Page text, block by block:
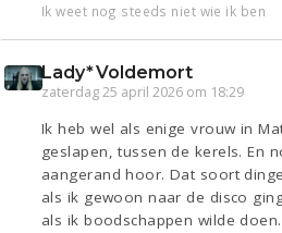
Ik weet nog steeds niet wie ik ben
Lady*Voldemort
zaterdag 25 april 2026 om 18:29
Ik heb wel als enige vrouw in
geslapen, tussen de kerels. En
aangerand hoor. Dat soort
als ik gewoon naar de disco
als ik boodschappen wilde doen.